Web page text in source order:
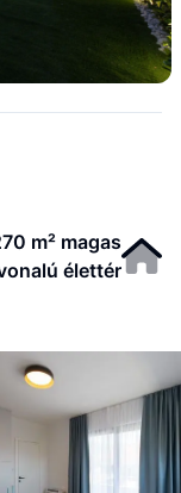
m² magas
élettér